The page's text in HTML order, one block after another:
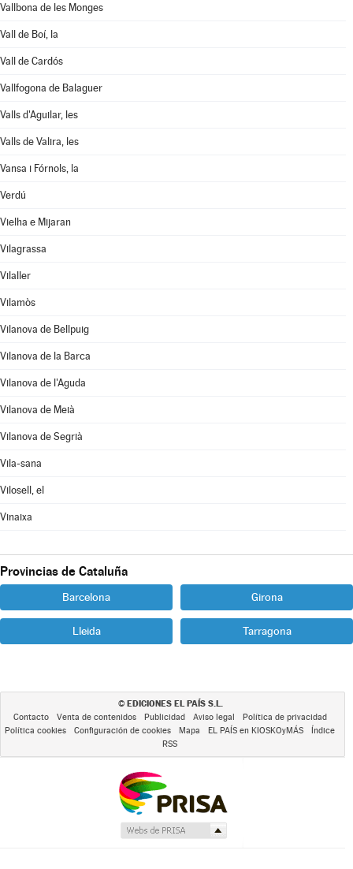
Vallbona de les Monges
Vall de Boí, la
Vall de Cardós
Vallfogona de Balaguer
Valls d'Aguilar, les
Valls de Valira, les
Vansa i Fórnols, la
Verdú
Vielha e Mijaran
Vilagrassa
Vilaller
Vilamòs
Vilanova de Bellpuig
Vilanova de la Barca
Vilanova de l'Aguda
Vilanova de Meià
Vilanova de Segrià
Vila-sana
Vilosell, el
Vinaixa
Provincias de Cataluña
Barcelona Girona
Lleida Tarragona
© EDICIONES EL PAÍS S.L.
Contacto Venta de contenidos Publicidad Aviso legal
Política de privacidad
Política cookies
Configuración de cookies Mapa EL PAÍS en KIOSKOyMÁS
Índice
RSS